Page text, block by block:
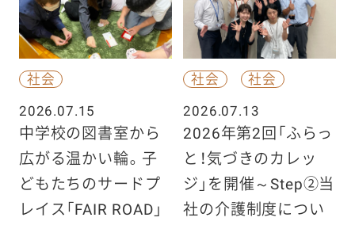
社会
2026.07.15
中学校の図書室から
広がる温かい輪。子
どもたちのサードプ
レイス「FAIR ROAD」
社会
社会
2026.07.13
2026年第2回「ふらっ
と！気づきのカレッ
ジ」を開催～Step②当
社の介護制度につい